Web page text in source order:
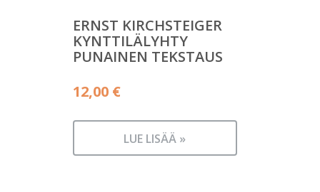
ERNST KIRCHSTEIGER
KYNTTILÄLYHTY
PUNAINEN TEKSTAUS
12,00 €
LUE LISÄÄ »